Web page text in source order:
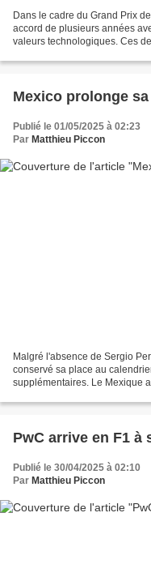
Dans le cadre du Grand Prix
accord de plusieurs années
valeurs technologiques. Ces
Mexico prolonge
Publié le 01/05/2025 à 02:23
Par Matthieu Piccon
Malgré l'absence de Sergio
conservé sa place au
supplémentaires. Le Mexique
PwC arrive en F1 à
Publié le 30/04/2025 à 02:10
Par Matthieu Piccon